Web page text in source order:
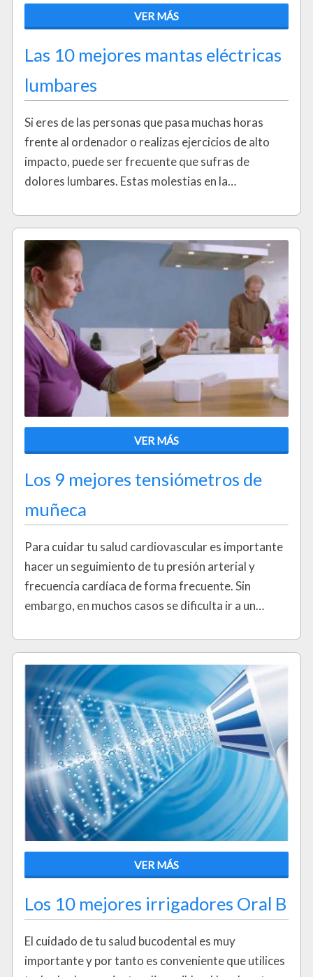
VER MÁS
Las 10 mejores mantas eléctricas
lumbares
Si eres de las personas que pasa muchas horas
frente al ordenador o realizas ejercicios de alto
impacto, puede ser frecuente que sufras de
dolores lumbares. Estas molestias en la…
VER MÁS
Los 9 mejores tensiómetros de
muñeca
Para cuidar tu salud cardiovascular es importante
hacer un seguimiento de tu presión arterial y
frecuencia cardíaca de forma frecuente. Sin
embargo, en muchos casos se dificulta ir a un…
VER MÁS
Los 10 mejores irrigadores Oral B
El cuidado de tu salud bucodental es muy
importante y por tanto es conveniente que utilices